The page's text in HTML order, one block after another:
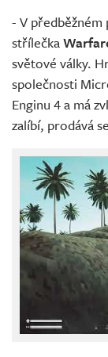
- V předběžném
střílečka
světové války.
společnosti
Enginu 4 a má
zalíbí, prodává